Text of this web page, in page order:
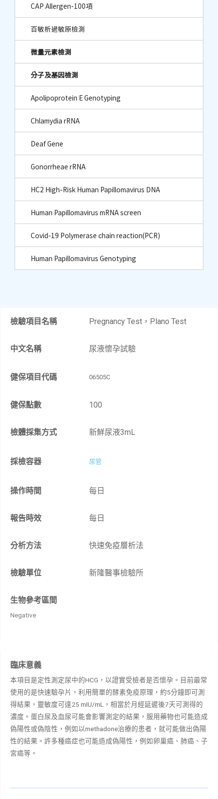
CAP Allergen-100項
百敏析過敏原檢測
微量元素檢測
分子及基因檢測
Apolipoprotein E Genotyping
Chlamydia rRNA
Deaf Gene
Gonorrheae rRNA
HC2 High-Risk Human Papillomavirus DNA
Human Papillomavirus mRNA screen
Covid-19 Polymerase chain reaction(PCR)
Human Papillomavirus Genotyping
檢驗項目名稱 Pregnancy Test，Plano Test​
中文名稱 尿液懷孕試驗​
健保項目代碼 06505C
健保點數 100
檢體採集方式 新鮮尿液3mL​
採檢容器 尿管
操作時間 每日
報告時效 每日
分析方法 快速免疫層析法​
檢驗單位 新隆醫事檢驗所
生物參考區間
Negative
臨床意義
本項目是定性測定尿中的HCG ，以證實受檢者是否懷孕。目前最常
使用的是快速驗孕片，利用簡單的酵素免疫原理，約5分鐘即可測
得結果，靈敏度可達25 mIU/mL ，相當於月經延遲後7天可測得的
濃度。蛋白尿及血尿可能會影響測定的結果，服用藥物也可能造成
偽陽性或偽陰性，例如以methadone治療的患者，就可能做出偽陽
性的結果。許多種癌症也可能造成偽陽性，例如卵巢癌、肺癌、子
宮癌等。